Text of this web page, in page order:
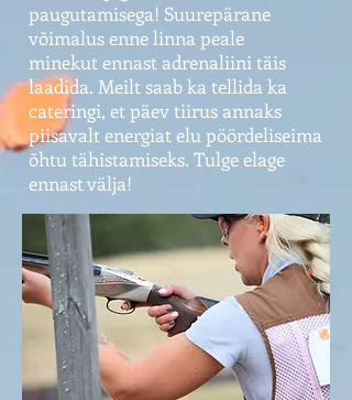
paugutamisega! Suurepärane
võimalus enne linna peale
minekut ennast adrenaliini täis
laadida. Meilt saab ka tellida ka
cateringi, et päev tiirus annaks
piisavalt energiat elu pöördeliseima
õhtu tähistamiseks. Tulge elage
ennast välja!